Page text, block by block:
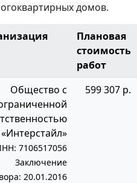
домов.
Плановая
стоимость
работ
Общество с
«Интерстайл»
7106517056
Заключение
20.01.2016
599 307 р.